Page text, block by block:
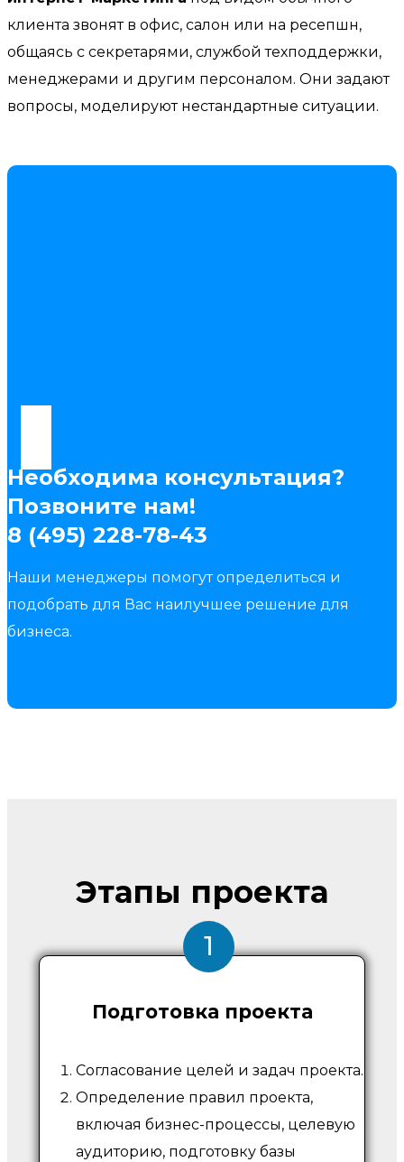
клиента звонят в офис, салон или на ресепшн,
общаясь с секретарями, службой техподдержки,
менеджерами и другим персоналом. Они задают
вопросы, моделируют нестандартные ситуации.
Необходима консультация?
Позвоните нам!
8 (495) 228-78-43
Наши менеджеры помогут определиться и
подобрать для Вас наилучшее решение для
бизнеса.
Этапы проекта
1
Подготовка проекта
Согласование целей и задач проекта.
Определение правил проекта,
включая бизнес-процессы, целевую
аудиторию, подготовку базы